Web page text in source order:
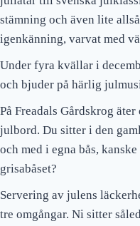
stämning och även lite
igenkänning, varvat med
Under fyra kvällar i
och bjuder på härlig
På Freadals Gårdskrog
julbord. Du sitter i den
och med i egna bås,
grisabåset?
Servering av julens
tre omgångar. Ni sitter